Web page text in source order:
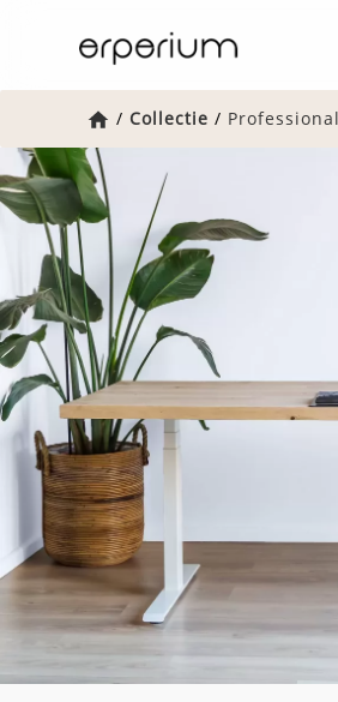
Home
/ Collectie /